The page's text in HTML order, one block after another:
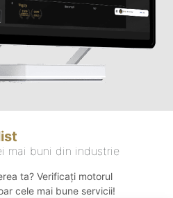
mai buni din industrie
ta? Verificați motorul
cele mai bune servicii!